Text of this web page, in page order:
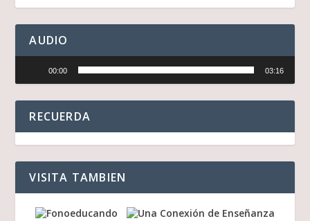
AUDIO
audio
00:00 03:16
RECUERDA
VISITA TAMBIEN